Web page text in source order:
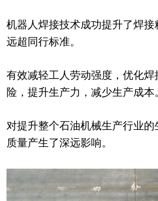
机器人焊接技术成功提升了焊
远超同行标准。
有效减轻工人劳动强度，优化
险，提升生产力，减少生产成本
对提升整个石油机械生产行业
质量产生了深远影响。